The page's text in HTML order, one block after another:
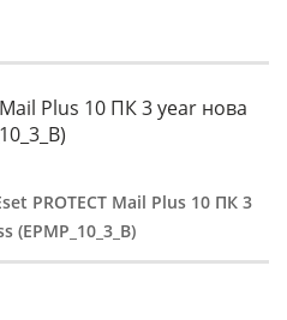
Mail Plus 10 ПК 3 year нова
PROTECT Mail Plus 10 ПК 3
(EPMP_10_3_B)